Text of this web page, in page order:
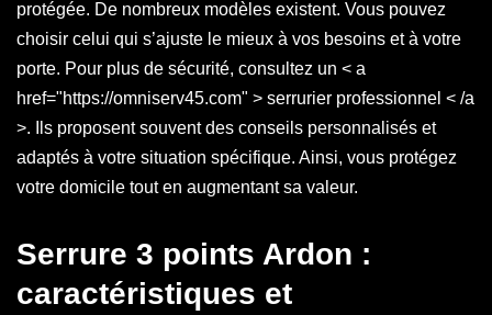
protégée. De nombreux modèles existent. Vous pouvez
choisir celui qui s’ajuste le mieux à vos besoins et à votre
porte. Pour plus de sécurité, consultez un < a
href="https://omniserv45.com" > serrurier professionnel < /a
>. Ils proposent souvent des conseils personnalisés et
adaptés à votre situation spécifique. Ainsi, vous protégez
votre domicile tout en augmentant sa valeur.
Serrure 3 points Ardon :
caractéristiques et